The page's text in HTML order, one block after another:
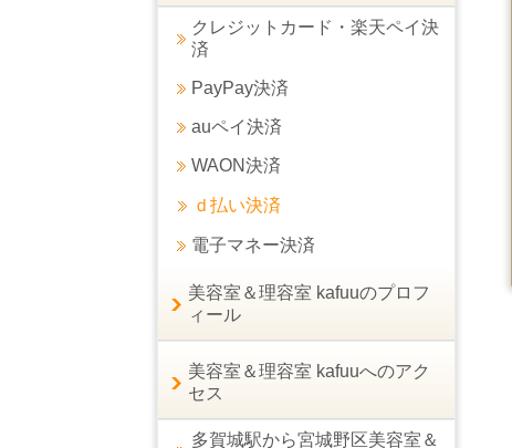
クレジットカード・楽天ペイ決
済
PayPay決済
auペイ決済
WAON決済
ｄ払い決済
電子マネー決済
美容室＆理容室 kafuuのプロフ
ィール
美容室＆理容室 kafuuへのアク
セス
多賀城駅から宮城野区美容室＆